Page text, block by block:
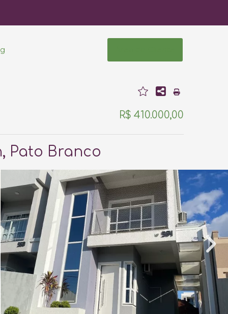
R$ 410.000,00
Pato Branco